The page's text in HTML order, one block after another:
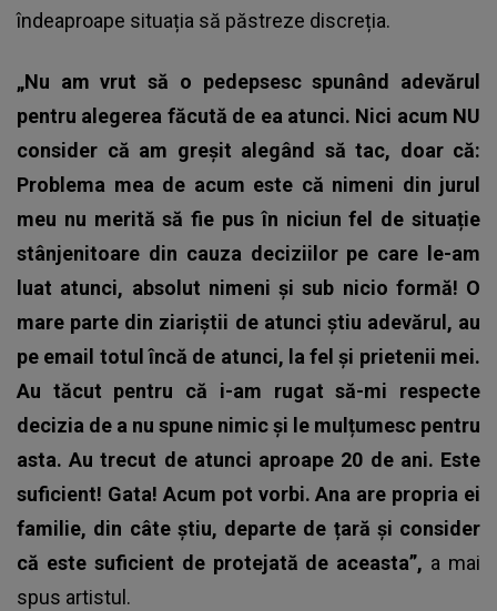
îndeaproape situația să păstreze discreția.
„Nu am vrut să o pedepsesc spunând adevărul
pentru alegerea făcută de ea atunci. Nici acum NU
consider că am greșit alegând să tac, doar că:
Problema mea de acum este că nimeni din jurul
meu nu merită să fie pus în niciun fel de situație
stânjenitoare din cauza deciziilor pe care le-am
luat atunci, absolut nimeni și sub nicio formă! O
mare parte din ziariștii de atunci știu adevărul, au
pe email totul încă de atunci, la fel și prietenii mei.
Au tăcut pentru că i-am rugat să-mi respecte
decizia de a nu spune nimic și le mulțumesc pentru
asta.Au trecut de atunci aproape 20 de ani. Este
suficient! Gata! Acum pot vorbi. Ana are propria ei
familie, din câte știu, departe de țară și consider
că este suficient de protejată de aceasta”, a mai
spus artistul.